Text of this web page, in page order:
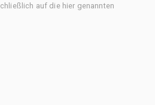
auf die hier genannten